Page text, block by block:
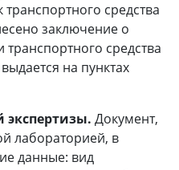
транспортного средства
заключение о
средства
на пунктах
экспертизы. Документ,
лабораторией, в
данные: вид